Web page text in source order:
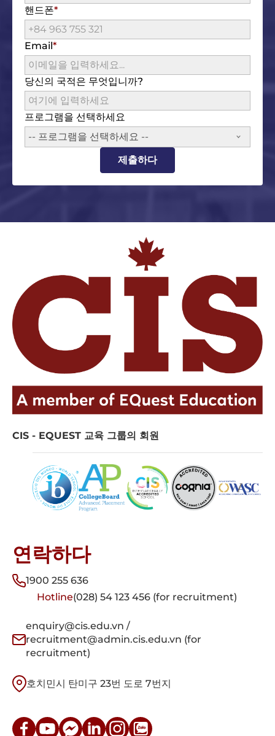
핸드폰
Email
당신의 국적은 무엇입니까?
프로그램을 선택하세요
-- 프로그램을 선택하세요 --
제출하다
CIS - EQUEST 교육 그룹의 회원
연락하다
1900 255 636
Hotline(028) 54 123 456 (for recruitment)
enquiry@cis.edu.vn /
recruitment@admin.cis.edu.vn (for
recruitment)
호치민시 탄미구 23번 도로 7번지